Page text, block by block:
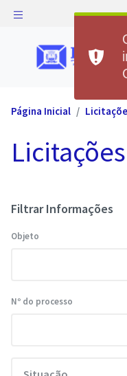
Página Inicial
Licitações
Filtrar Informações
Objeto
Nº do processo